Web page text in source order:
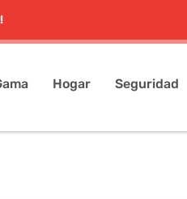
Hogar Seguridad